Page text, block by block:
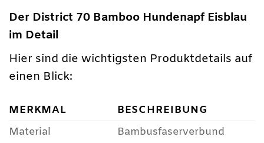
Der District 70 Bamboo Hundenapf Eisblau
im Detail
Hier sind die wichtigsten Produktdetails auf
einen Blick:
MERKMAL
BESCHREIBUNG
Material
Bambusfaserverbund